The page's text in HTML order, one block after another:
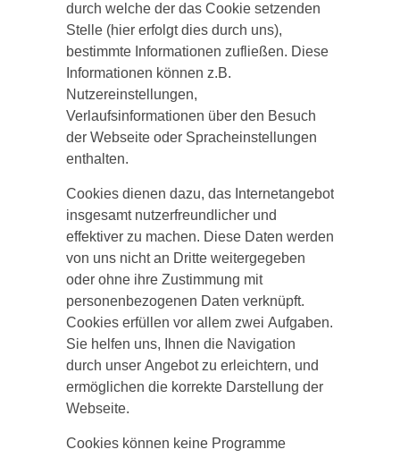
durch welche der das Cookie setzenden
Stelle (hier erfolgt dies durch uns),
bestimmte Informationen zufließen. Diese
Informationen können z.B.
Nutzereinstellungen,
Verlaufsinformationen über den Besuch
der Webseite oder Spracheinstellungen
enthalten.
Cookies dienen dazu, das Internetangebot
insgesamt nutzerfreundlicher und
effektiver zu machen. Diese Daten werden
von uns nicht an Dritte weitergegeben
oder ohne ihre Zustimmung mit
personenbezogenen Daten verknüpft.
Cookies erfüllen vor allem zwei Aufgaben.
Sie helfen uns, Ihnen die Navigation
durch unser Angebot zu erleichtern, und
ermöglichen die korrekte Darstellung der
Webseite.
Cookies können keine Programme